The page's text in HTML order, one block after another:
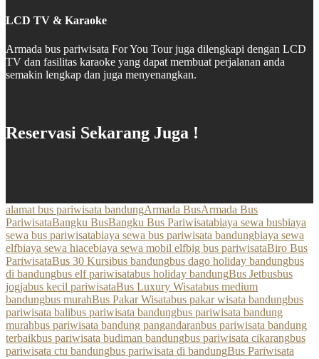
LCD TV & Karaoke
Armada bus pariwisata For You Tour juga dilengkapi dengan LCD
TV dan fasilitas karaoke yang dapat membuat perjalanan anda
semakin lengkap dan juga menyenangkan.
Reservasi Sekarang Juga !
alamat bus pariwisata bandungArmada BusArmada Bus
PariwisataBangku BusBangku Bus Pariwisatabiaya sewa busbiaya
sewa bus pariwisatabiaya sewa bus pariwisata bandungbiaya sewa
elfbiaya sewa hiacebiaya sewa mobil elfbig bus pariwisataBiro Bus
PariwisataBus 30 Kursibus bandungbus dago holiday bandungbus
di bandungbus elf pariwisatabus holiday bandungBus Jetbusbus
jogjabus kecil pariwisataBus Luxury Wisatabus medium
bandungbus murahBus Pakar Wisatabus pakar wisata bandungbus
pariwisata balibus pariwisata bandungbus pariwisata bandung
murahbus pariwisata bandung pangandaranbus pariwisata bandung
terbaikbus pariwisata budiman bandungbus pariwisata cikarangbus
pariwisata ctu bandungbus pariwisata di bandungBus Pariwisata